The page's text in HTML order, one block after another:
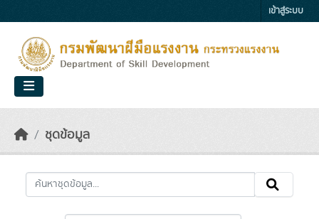
เข้าสู่ระบบ
ชุดข้อมูล